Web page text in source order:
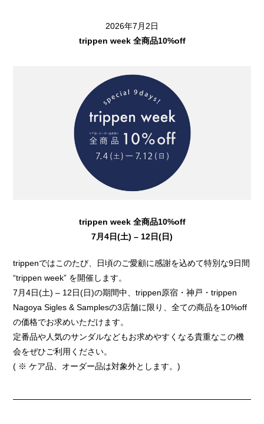
2026年7月2日
trippen week 全商品10%off
trippen week 全商品10%off
7月4日(土) – 12日(日)
trippenではこのたび、日頃のご愛顧に感謝を込めて特別な9日間
“trippen week” を開催します。
7月4日(土) – 12日(日)の期間中、trippen原宿・神戸・trippen
Nagoya Sigles & Samplesの3店舗に限り、全ての商品を10%off
の価格でお求めいただけます。
定番品や人気のサンダルなどもお求めやすくなる貴重なこの機
会をぜひご利用ください。
( ※ ケア品、オーダー品は対象外とします。)